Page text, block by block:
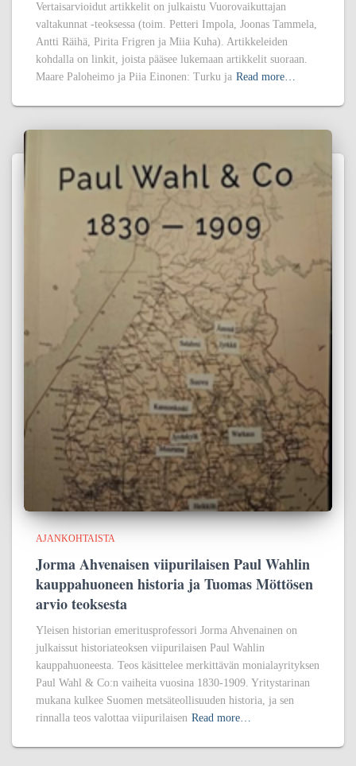
Vertaisarvioidut artikkelit on julkaistu Vuorovaikuttajan
valtakunnat -teoksessa (toim. Petteri Impola, Joonas Tammela,
Antti Räihä, Pirita Frigren ja Miia Kuha). Artikkeleiden
kohdalla on linkit, joista pääsee lukemaan artikkelit suoraan.
Maare Paloheimo ja Piia Einonen: Turku ja Read more…
AJANKOHTAISTA
Jorma Ahvenaisen viipurilaisen Paul Wahlin
kauppahuoneen historia ja Tuomas Möttösen
arvio teoksesta
Yleisen historian emeritusprofessori Jorma Ahvenainen on
julkaissut historiateoksen viipurilaisen Paul Wahlin
kauppahuoneesta. Teos käsittelee merkittävän monialayrityksen
Paul Wahl & Co:n vaiheita vuosina 1830-1909. Yritystarinan
mukana kulkee Suomen metsäteollisuuden historia, ja sen
rinnalla teos valottaa viipurilaisen Read more…